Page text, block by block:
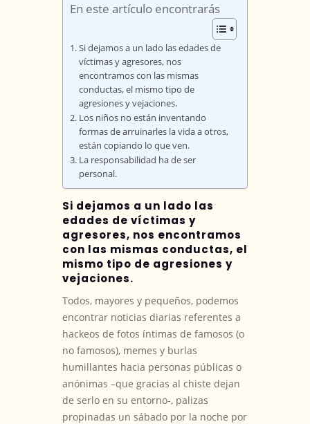
En este artículo encontrarás
Si dejamos a un lado las edades de
víctimas y agresores, nos
encontramos con las mismas
conductas, el mismo tipo de
agresiones y vejaciones.
Los niños no están inventando
formas de arruinarles la vida a otros,
están copiando lo que ven.
La responsabilidad ha de ser
personal.
Si dejamos a un lado las
edades de víctimas y
agresores, nos encontramos
con las mismas conductas, el
mismo tipo de agresiones y
vejaciones.
Todos, mayores y pequeños, podemos
encontrar noticias diarias referentes a
hackeos de fotos íntimas de famosos (o
no famosos), memes y burlas
humillantes hacia personas públicas o
anónimas –que gracias al chiste dejan
de serlo en su entorno-, palizas
propinadas un sábado por la noche por